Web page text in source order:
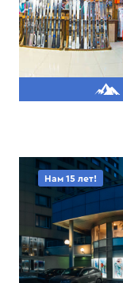
Нам 15 лет!